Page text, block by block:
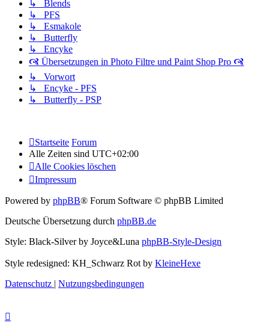
↳ Blends
↳ PFS
↳ Esmakole
↳ Butterfly
↳ Encyke
🙧 Übersetzungen in Photo Filtre und Paint Shop Pro 🙧
↳ Vorwort
↳ Encyke - PFS
↳ Butterfly - PSP
Startseite Forum
Alle Zeiten sind UTC+02:00
Alle Cookies löschen
Impressum
Powered by phpBB® Forum Software © phpBB Limited
Deutsche Übersetzung durch phpBB.de
Style: Black-Silver by Joyce&Luna phpBB-Style-Design
Style redesigned: KH_Schwarz Rot by KleineHexe
Datenschutz | Nutzungsbedingungen